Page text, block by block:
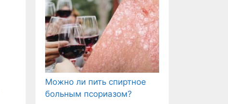
Можно ли пить спиртное
больным псориазом?